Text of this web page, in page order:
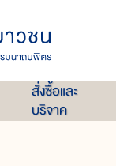
สั่งซื้อและ
บริจาค